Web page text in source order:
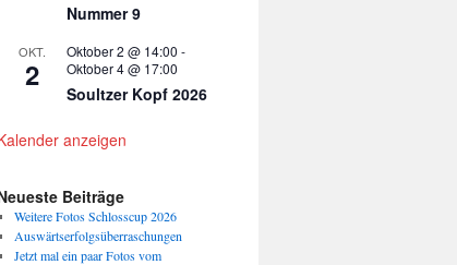
Nummer 9
OKT.
2
Oktober 2 @ 14:00 -
Oktober 4 @ 17:00
Soultzer Kopf 2026
anzeigen
Beiträge
Weitere Fotos Schlosscup 2026
Auswärtserfolgsüberraschungen
Jetzt mal ein paar Fotos vom